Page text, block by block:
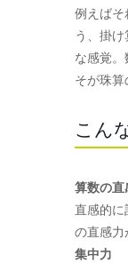
例えばそ
う、掛
な感覚
そが珠算
こん
算数の直
直感的に
の直感力
集中力